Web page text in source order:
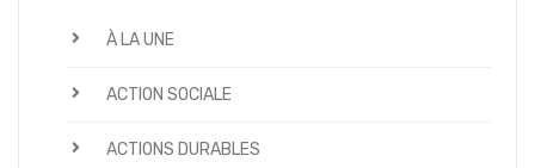
À LA UNE
ACTION SOCIALE
ACTIONS DURABLES